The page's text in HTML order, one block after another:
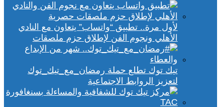
لأول مرة.. تطبيق “واتساب” يتعاون مع النادي
الأهلي ونجوم الفن لإطلاق حزم ملصقات
تيك توك تطلع حملة رمضان_مع_تيك_توك
لتعزيز الروابط الاجتماعية